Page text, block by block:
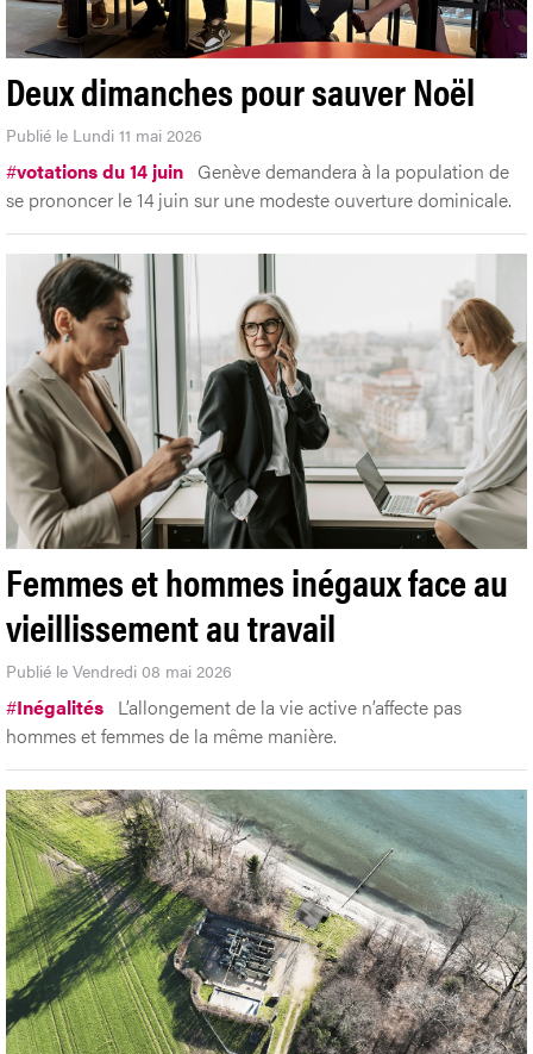
Deux dimanches pour sauver Noël
Publié le Lundi 11 mai 2026
#votations du 14 juin Genève demandera à la population de
se prononcer le 14 juin sur une modeste ouverture dominicale.
Femmes et hommes inégaux face au
vieillissement au travail
Publié le Vendredi 08 mai 2026
#Inégalités L’allongement de la vie active n’affecte pas
hommes et femmes de la même manière.